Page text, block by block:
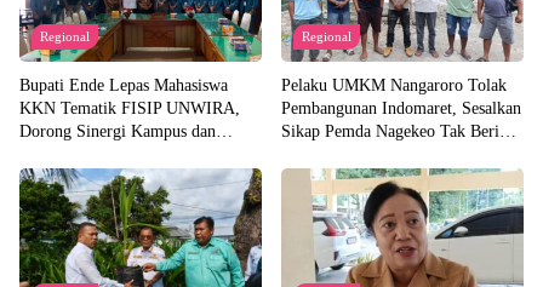
Regional
Bupati Ende Lepas Mahasiswa
KKN Tematik FISIP UNWIRA,
Dorong Sinergi Kampus dan
Regional
Pelaku UMKM Nangaroro Tolak
Pembangunan Indomaret, Sesalkan
Sikap Pemda Nagekeo Tak Beri